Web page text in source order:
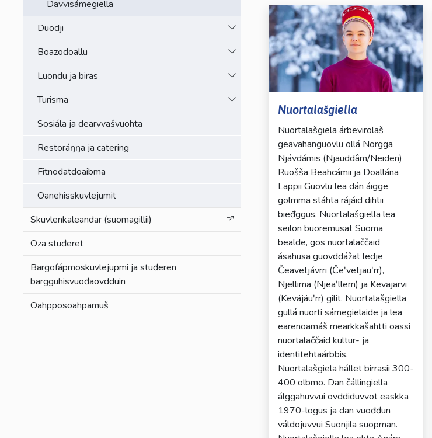
Davvisámegiella
Duodji
Toggle Dropdown
Boazodoallu
Toggle Dropdown
Luondu ja biras
Toggle Dropdown
Turisma
Toggle Dropdown
Sosiála ja dearvvašvuohta
Restoráŋŋa ja catering
Fitnodatdoaibma
Oanehisskuvlejumit
Skuvlenkaleandar (suomagillii)
Oza stuđeret
Bargofápmoskuvlejupmi ja stuđeren
bargguhisvuođaovdduin
Oahpposoahpamuš
Nuortalašgiella
Nuortalašgiela árbevirolaš
geavahanguovlu ollá Norgga
Njávdámis (Njauddâm/Neiden)
Ruošša Beahcámii ja Doallána
Lappii Guovlu lea dán áigge
golmma stáhta rájáid dihtii
bieđggus. Nuortalašgiella lea
seilon buoremusat Suoma
bealde, gos nuortalaččaid
ásahusa guovddážat ledje
Čeavetjávrri (Čeʹvetjäuʹrr),
Njellima (Njeäʹllem) ja Keväjärvi
(Keväjäuʹrr) gilit. Nuortalašgiella
gullá nuorti sámegielaide ja lea
earenoamáš mearkkašahtti oassi
nuortalaččaid kultur- ja
identitehtaárbbis.
Nuortalašgiela hállet birrasii 300-
400 olbmo. Dan čállingiella
álggahuvvui ovddiduvvot easkka
1970-logus ja dan vuođđun
váldojuvvui Suonjila suopman.